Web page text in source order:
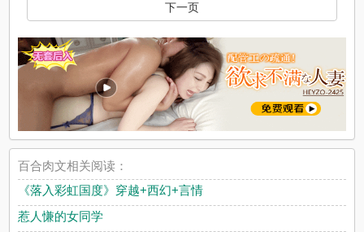
下一页
百合肉文相关阅读：
《落入彩虹国度》穿越+西幻+言情
惹人慊的女同学